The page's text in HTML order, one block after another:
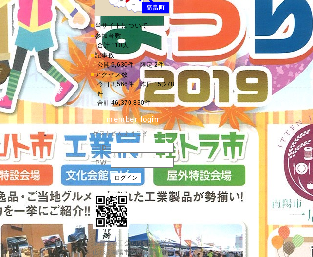
■当サイトについて
■参加者数
合計 110人
■記事数
公開 9,630件 限定 2件
■アクセス数
今日 3,566件 昨日 15,278
件
合計 46,370,830件
member login
ゲストさんようこそ
ID
PW
東置賜商工会広域連携協議会
山形県南陽市若狭郷屋839-1